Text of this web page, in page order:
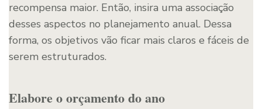
recompensa maior. Então, insira uma associação
desses aspectos no planejamento anual. Dessa
forma, os objetivos vão ficar mais claros e fáceis de
serem estruturados.
Elabore o orçamento do ano